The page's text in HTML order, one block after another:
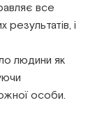
все
і
людини як
особи.